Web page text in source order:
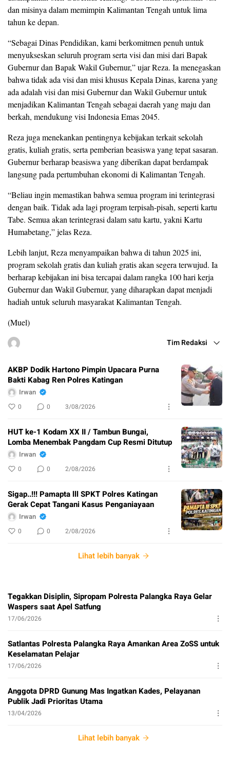
dan misinya dalam memimpin Kalimantan Tengah untuk lima
tahun ke depan.
“Sebagai Dinas Pendidikan, kami berkomitmen penuh untuk
menyukseskan seluruh program serta visi dan misi dari Bapak
Gubernur dan Bapak Wakil Gubernur,” ujar Reza. Ia menegaskan
bahwa tidak ada visi dan misi khusus Kepala Dinas, karena yang
ada adalah visi dan misi Gubernur dan Wakil Gubernur untuk
menjadikan Kalimantan Tengah sebagai daerah yang maju dan
berkah, mendukung visi Indonesia Emas 2045.
Reza juga menekankan pentingnya kebijakan terkait sekolah
gratis, kuliah gratis, serta pemberian beasiswa yang tepat sasaran.
Gubernur berharap beasiswa yang diberikan dapat berdampak
langsung pada pertumbuhan ekonomi di Kalimantan Tengah.
“Beliau ingin memastikan bahwa semua program ini terintegrasi
dengan baik. Tidak ada lagi program terpisah-pisah, seperti kartu
Tabe. Semua akan terintegrasi dalam satu kartu, yakni Kartu
Humabetang,” jelas Reza.
Lebih lanjut, Reza menyampaikan bahwa di tahun 2025 ini,
program sekolah gratis dan kuliah gratis akan segera terwujud. Ia
berharap kebijakan ini bisa tercapai dalam rangka 100 hari kerja
Gubernur dan Wakil Gubernur, yang diharapkan dapat menjadi
hadiah untuk seluruh masyarakat Kalimantan Tengah.
(Muel)
Tim Redaksi
AKBP Dodik Hartono Pimpin Upacara Purna
Bakti Kabag Ren Polres Katingan
Irwan
0 0 3/08/2026
HUT ke-1 Kodam XX II / Tambun Bungai,
Lomba Menembak Pangdam Cup Resmi Ditutup
Irwan
0 0 2/08/2026
Sigap..!!! Pamapta lll SPKT Polres Katingan
Gerak Cepat Tangani Kasus Penganiayaan
Irwan
0 0 2/08/2026
Lihat lebih banyak
Tegakkan Disiplin, Sipropam Polresta Palangka Raya Gelar
Waspers saat Apel Satfung
17/06/2026
Satlantas Polresta Palangka Raya Amankan Area ZoSS untuk
Keselamatan Pelajar
17/06/2026
Anggota DPRD Gunung Mas Ingatkan Kades, Pelayanan
Publik Jadi Prioritas Utama
13/04/2026
Lihat lebih banyak